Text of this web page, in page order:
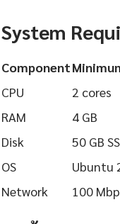
System
Component
CPU
2 cores
RAM
4 GB
Disk
50 GB
OS
Ubuntu
Network
100